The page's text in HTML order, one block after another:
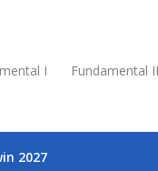
I Fundamental II
2027